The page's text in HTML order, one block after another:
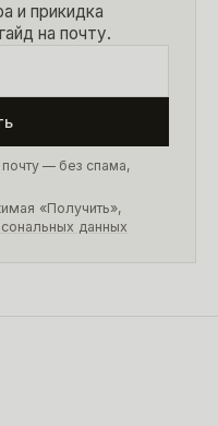
и прикидка
на почту.
почту — без спама,
«Получить»,
данных